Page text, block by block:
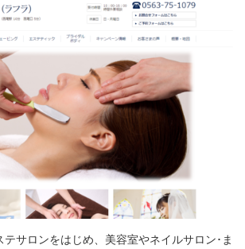
サロンをはじめ、美容室やネイルサロン･ま